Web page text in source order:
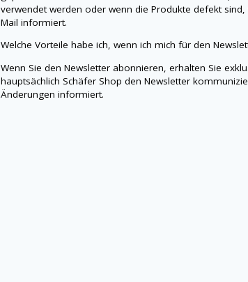
verwendet werden oder wenn die Produkte defekt
Mail informiert.
Welche Vorteile habe ich, wenn ich mich für den
Wenn Sie den Newsletter abonnieren, erhalten Sie
hauptsächlichSchäfer Shopden Newsletter
Änderungen informiert.